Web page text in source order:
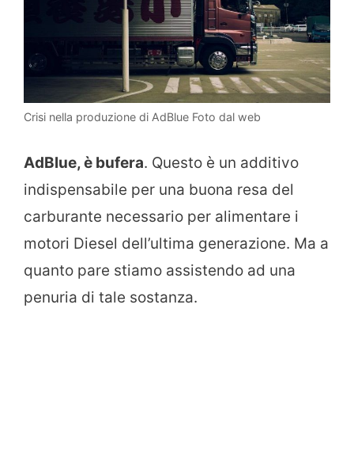
Crisi nella produzione di AdBlue Foto dal web
AdBlue, è bufera. Questo è un additivo
indispensabile per una buona resa del
carburante necessario per alimentare i
motori Diesel dell’ultima generazione. Ma a
quanto pare stiamo assistendo ad una
penuria di tale sostanza.